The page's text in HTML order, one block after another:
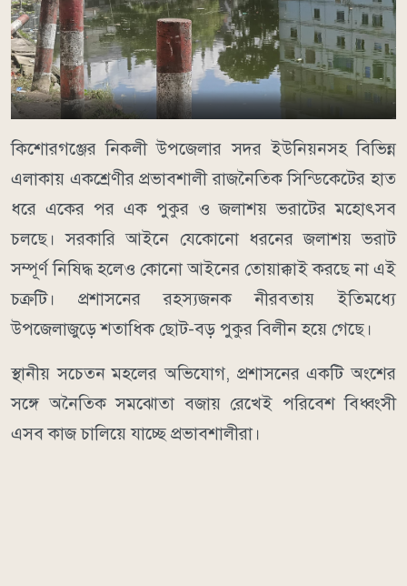
কিশোরগঞ্জের নিকলী উপজেলার সদর ইউনিয়নসহ বিভিন্ন
এলাকায় একশ্রেণীর প্রভাবশালী রাজনৈতিক সিন্ডিকেটের হাত
ধরে একের পর এক পুকুর ও জলাশয় ভরাটের মহোৎসব
চলছে। সরকারি আইনে যেকোনো ধরনের জলাশয় ভরাট
সম্পূর্ণ নিষিদ্ধ হলেও কোনো আইনের তোয়াক্কাই করছে না এই
চক্রটি। প্রশাসনের রহস্যজনক নীরবতায় ইতিমধ্যে
উপজেলাজুড়ে শতাধিক ছোট-বড় পুকুর বিলীন হয়ে গেছে।
স্থানীয় সচেতন মহলের অভিযোগ, প্রশাসনের একটি অংশের
সঙ্গে অনৈতিক সমঝোতা বজায় রেখেই পরিবেশ বিধ্বংসী
এসব কাজ চালিয়ে যাচ্ছে প্রভাবশালীরা।